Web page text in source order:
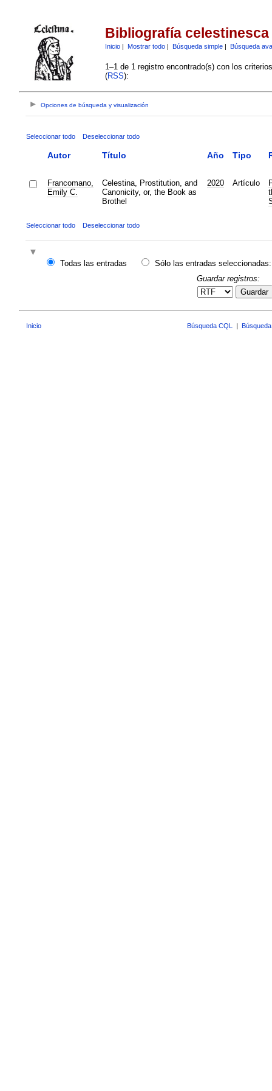
Bibliografía celestinesca
Inicio| Mostrar todo| Búsqueda simple| Búsqueda
1–1 de 1 registro encontrado(s) con los
(RSS):
Opciones de búsqueda y visualización
Seleccionar todo Deseleccionar todo
Autor Título Año Tipo
Francomano,
Emily C.
Celestina, Prostitution, and
Canonicity, or, the Book as
Brothel
2020 Artículo
Seleccionar todo Deseleccionar todo
Todas las entradas
Sólo las entradas seleccionadas:
Guardar registros:
Guardar
Inicio Búsqueda CQL